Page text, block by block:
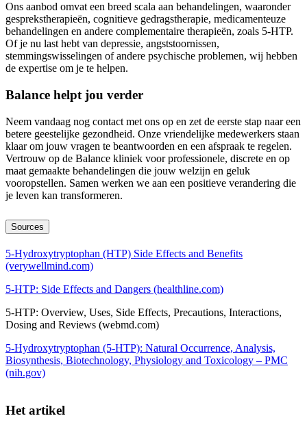
Ons aanbod omvat een breed scala aan behandelingen, waaronder
gesprekstherapieën, cognitieve gedragstherapie, medicamenteuze
behandelingen en andere complementaire therapieën, zoals 5-HTP.
Of je nu last hebt van depressie, angststoornissen,
stemmingswisselingen of andere psychische problemen, wij hebben
de expertise om je te helpen.
Balance helpt jou verder
Neem vandaag nog contact met ons op en zet de eerste stap naar een
betere geestelijke gezondheid. Onze vriendelijke medewerkers staan
klaar om jouw vragen te beantwoorden en een afspraak te regelen.
Vertrouw op de Balance kliniek voor professionele, discrete en op
maat gemaakte behandelingen die jouw welzijn en geluk
vooropstellen. Samen werken we aan een positieve verandering die
je leven kan transformeren.
Sources
5-Hydroxytryptophan (HTP) Side Effects and Benefits
(verywellmind.com)
5-HTP: Side Effects and Dangers (healthline.com)
5-HTP: Overview, Uses, Side Effects, Precautions, Interactions,
Dosing and Reviews (webmd.com)
5-Hydroxytryptophan (5-HTP): Natural Occurrence, Analysis,
Biosynthesis, Biotechnology, Physiology and Toxicology – PMC
(nih.gov)
Het artikel